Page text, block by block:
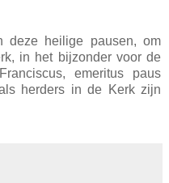
deze heilige pausen, om
in het bijzonder voor de
emeritus paus
herders in de Kerk zijn